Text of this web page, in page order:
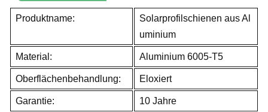
Produktname:
Solarprofilschienen aus Al
uminium
Material: Aluminium 6005-T5
Oberflächenbehandlung: Eloxiert
Garantie: 10 Jahre